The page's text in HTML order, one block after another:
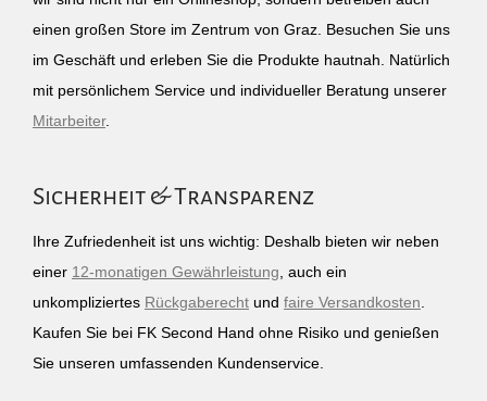
einen großen Store im Zentrum von Graz. Besuchen Sie uns
im Geschäft und erleben Sie die Produkte hautnah. Natürlich
mit persönlichem Service und individueller Beratung unserer
Mitarbeiter.
Sicherheit & Transparenz
Ihre Zufriedenheit ist uns wichtig: Deshalb bieten wir neben
einer 12-monatigen Gewährleistung , auch ein
unkompliziertes Rückgaberecht und faire Versandkosten
Kaufen Sie bei FK Second Hand ohne Risiko und genießen
Sie unseren umfassenden Kundenservice.